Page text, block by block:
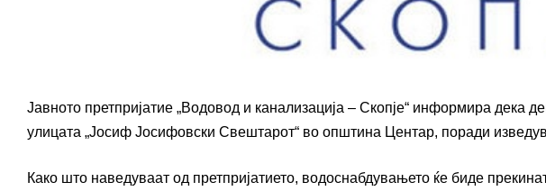
Јавното претпријатие „Водовод и канализација – Скопје“ информира дека
улицата „Јосиф Јосифовски Свештарот“ во општина Центар, поради
Како што наведуваат од претпријатието, водоснабдувањето ќе биде